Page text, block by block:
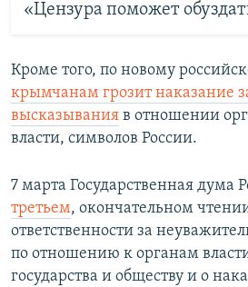
«Цензура поможет
Кроме того, по новому
крымчанам грозит наказание
высказывания в отношении
власти, символов России.
7 марта Государственная дума
третьем, окончательном
ответственности за
по отношению к органам
государства и обществу и о